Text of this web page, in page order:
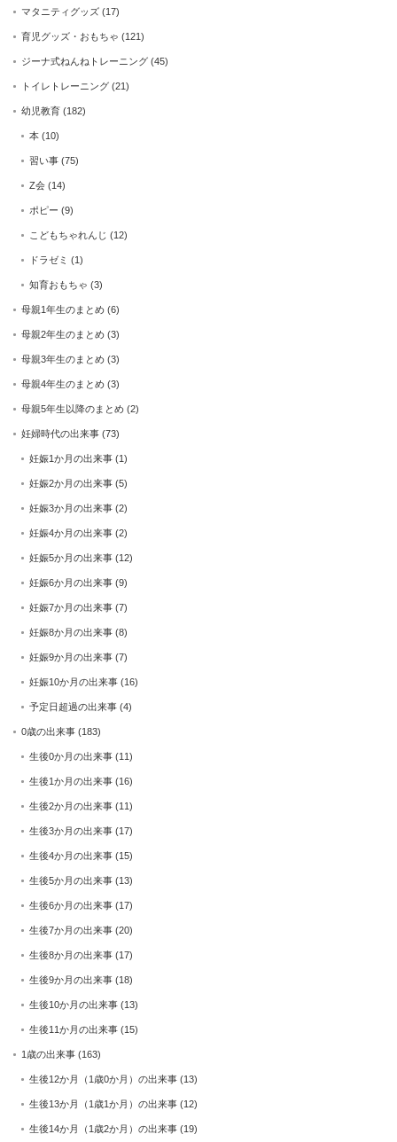
マタニティグッズ (17)
育児グッズ・おもちゃ (121)
ジーナ式ねんねトレーニング (45)
トイレトレーニング (21)
幼児教育 (182)
本 (10)
習い事 (75)
Z会 (14)
ポピー (9)
こどもちゃれんじ (12)
ドラゼミ (1)
知育おもちゃ (3)
母親1年生のまとめ (6)
母親2年生のまとめ (3)
母親3年生のまとめ (3)
母親4年生のまとめ (3)
母親5年生以降のまとめ (2)
妊婦時代の出来事 (73)
妊娠1か月の出来事 (1)
妊娠2か月の出来事 (5)
妊娠3か月の出来事 (2)
妊娠4か月の出来事 (2)
妊娠5か月の出来事 (12)
妊娠6か月の出来事 (9)
妊娠7か月の出来事 (7)
妊娠8か月の出来事 (8)
妊娠9か月の出来事 (7)
妊娠10か月の出来事 (16)
予定日超過の出来事 (4)
0歳の出来事 (183)
生後0か月の出来事 (11)
生後1か月の出来事 (16)
生後2か月の出来事 (11)
生後3か月の出来事 (17)
生後4か月の出来事 (15)
生後5か月の出来事 (13)
生後6か月の出来事 (17)
生後7か月の出来事 (20)
生後8か月の出来事 (17)
生後9か月の出来事 (18)
生後10か月の出来事 (13)
生後11か月の出来事 (15)
1歳の出来事 (163)
生後12か月（1歳0か月）の出来事 (13)
生後13か月（1歳1か月）の出来事 (12)
生後14か月（1歳2か月）の出来事 (19)